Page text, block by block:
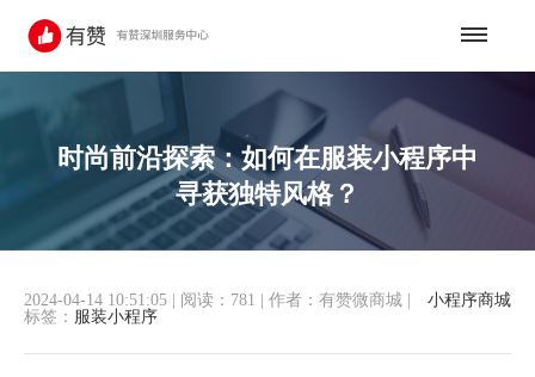
时尚前沿探索：如何在服装小程序中
寻获独特风格？
小程序商城
2024-04-14 10:51:05 阅读：781 作者：有赞微商城
标签： 服装小程序